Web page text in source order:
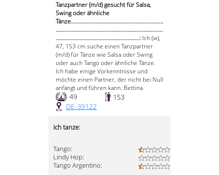
Tanzpartner (m/d) gesucht für Salsa,
Swing oder ähnliche
Tänze...............................................................
.........................................................................
.........................................................: Ich (w),
47, 153 cm suche einen Tanzpartner
(m/d) für Tänze wie Salsa oder Swing
oder auch Tango oder ähnliche Tänze.
Ich habe einige Vorkenntnisse und
möchte einen Partner, der nicht bei Null
anfängt und führen kann. Bettina
49
153
DE-39122
Ich tanze:
Tango:
Lindy Hop:
Tango Argentino: